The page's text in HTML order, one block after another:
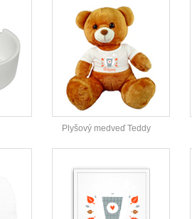
Plyšový medveď Teddy